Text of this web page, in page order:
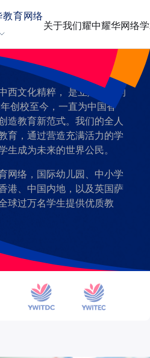
教育网络
关于我们耀中耀华网络
西文化精粹， 是立足香港的
创校至今，一直为中国香
造教育新范式。我们的全人
育，通过营造充满活力的学
生成为未来的世界公民。
网络，国际幼儿园、中小学
港、中国内地，以及英国萨
球过万名学生提供优质教